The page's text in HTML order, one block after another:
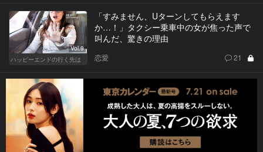
Vol.9
ハッピーエンドの行く先は
「すみません、Uターンしてもらえます
か…！」タクシー乗車中の女が焦った声で
叫んだ、驚きの理由
恋愛 21